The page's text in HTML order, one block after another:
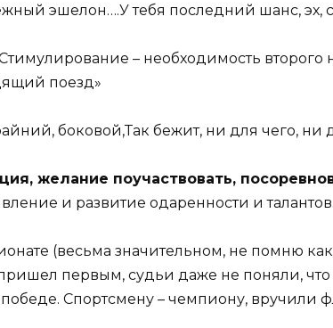
эшелон….У тебя последний шанс, эх,
– необходимость
поезд»
боковой,Так бежит, ни для чего,
желание поучаствовать,
и развитие одаренности и талантов.
(весьма значительном, не помню
первым, судьи даже не поняли, что
Спортсмену – чемпиону, вручили